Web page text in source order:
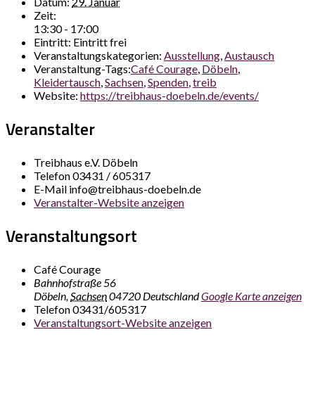
Zeit:
13:30 - 17:00
Eintritt: Eintritt frei
Veranstaltungskategorien: Ausstellung,Austausch
Veranstaltung-Tags:Café Courage, Döbeln,
Kleidertausch,Sachsen,Spenden,treib
Website: https://treibhaus-doebeln.de/events/
Veranstalter
Treibhaus e.V. Döbeln
Telefon03431 / 605317
E-Mail info@treibhaus-doebeln.de
Veranstalter-Website anzeigen
Veranstaltungsort
Café Courage
Bahnhofstraße 56
Döbeln,Sachsen04720 DeutschlandGoogle Karte anzeigen
Telefon03431/605317
Veranstaltungsort-Website anzeigen